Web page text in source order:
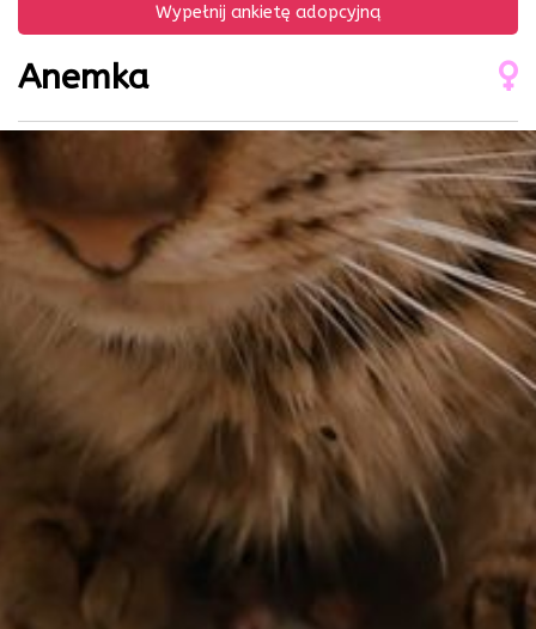
Wypełnij ankietę adopcyjną
Anemka